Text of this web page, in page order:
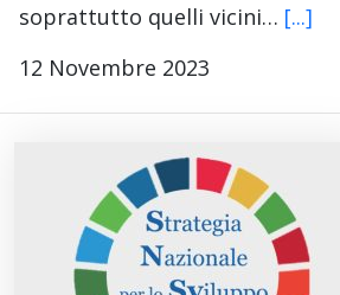
soprattutto quelli vicini… [...]
12 Novembre 2023